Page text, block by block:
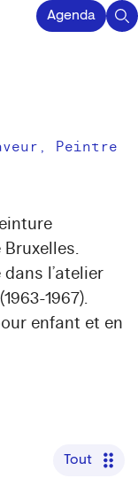
Agenda
Peintre
Bruxelles.
l’atelier
1967).
enfant et en
Tout